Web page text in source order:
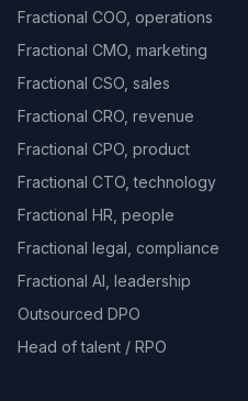
Fractional COO, operations
Fractional CMO, marketing
Fractional CSO, sales
Fractional CRO, revenue
Fractional CPO, product
Fractional CTO, technology
Fractional HR, people
Fractional legal, compliance
Fractional AI, leadership
Outsourced DPO
Head of talent / RPO